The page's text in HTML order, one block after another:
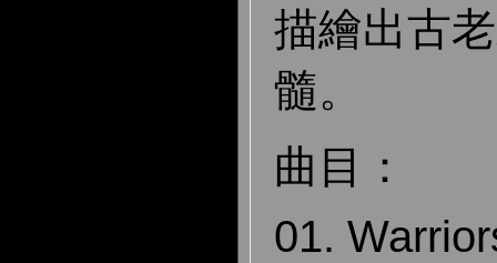
描繪出古
髓。
曲目：
01.